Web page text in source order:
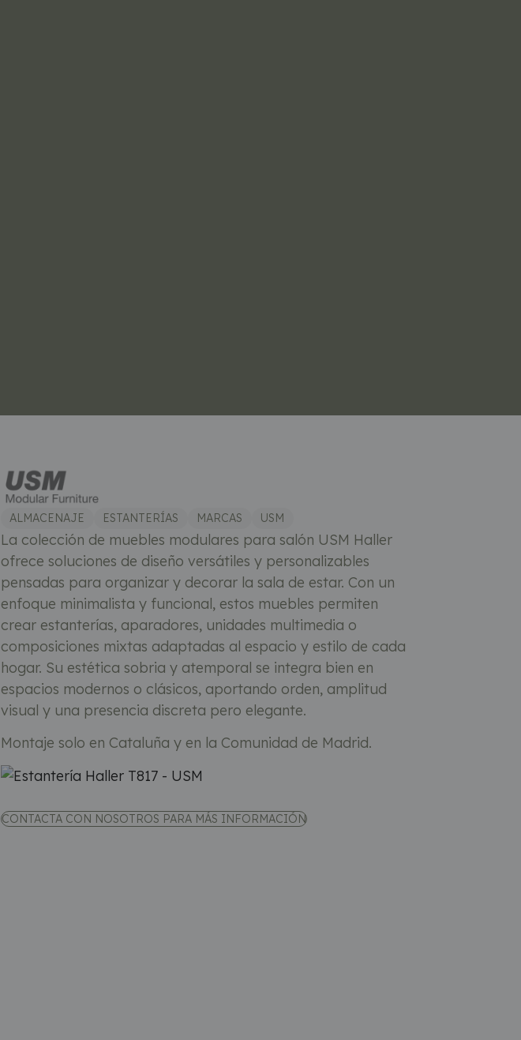
ALMACENAJE ESTANTERÍAS MARCAS USM
La colección de muebles modulares para salón USM Haller
ofrece soluciones de diseño versátiles y personalizables
pensadas para organizar y decorar la sala de estar. Con un
enfoque minimalista y funcional, estos muebles permiten
crear estanterías, aparadores, unidades multimedia o
composiciones mixtas adaptadas al espacio y estilo de cada
hogar. Su estética sobria y atemporal se integra bien en
espacios modernos o clásicos, aportando orden, amplitud
visual y una presencia discreta pero elegante.
Montaje solo en Cataluña y en la Comunidad de Madrid.
CONTACTA CON NOSOTROS PARA MÁS INFORMACIÓN